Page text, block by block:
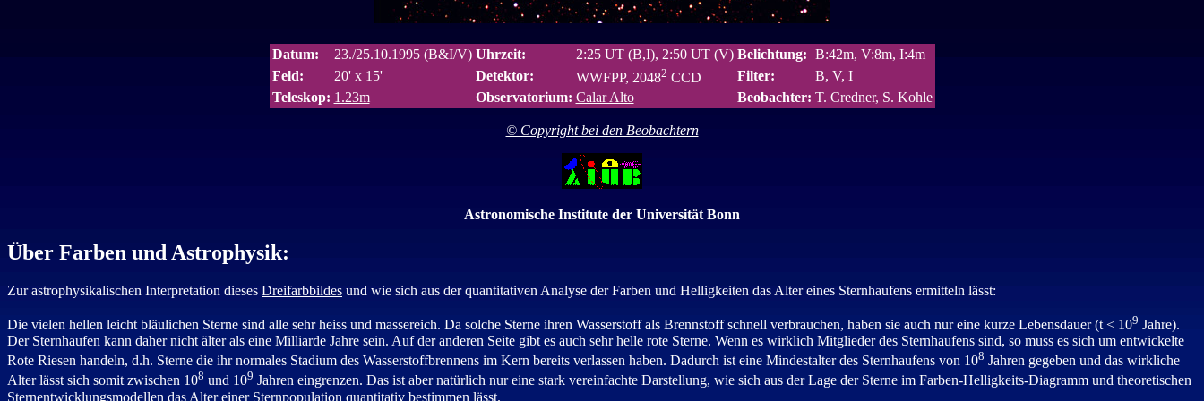
Datum: 23./25.10.1995 (B&I/V) Uhrzeit: 2:25 UT (B,I), 2:50 UT (V) Belichtung: B:42m, V:8m, I:4m
Feld:
20' x 15' Detektor: WWFPP, 20482 CCD Filter:
B, V, I
Teleskop: 1.23m Observatorium: Calar Alto Beobachter: T. Credner, S. Kohle
© Copyright bei den Beobachtern
Astronomische Institute der Universität Bonn
Über Farben und Astrophysik:
Zur astrophysikalischen Interpretation dieses Dreifarbbildes und wie sich aus der quantitativen Analyse der Farben und Helligkeiten das Alter eines Sternhaufens ermitteln lässt:
Die vielen hellen leicht bläulichen Sterne sind alle sehr heiss und massereich. Da solche Sterne ihren Wasserstoff als Brennstoff schnell verbrauchen, haben sie auch nur eine kurze Lebensdauer (t < 109 Jahre).
Der Sternhaufen kann daher nicht älter als eine Milliarde Jahre sein. Auf der anderen Seite gibt es auch sehr helle rote Sterne. Wenn es wirklich Mitglieder des Sternhaufens sind, so muss es sich um entwickelte
Rote Riesen handeln, d.h. Sterne die ihr normales Stadium des Wasserstoffbrennens im Kern bereits verlassen haben. Dadurch ist eine Mindestalter des Sternhaufens von 108 Jahren gegeben und das wirkliche
Alter lässt sich somit zwischen 108 und 109 Jahren eingrenzen. Das ist aber natürlich nur eine stark vereinfachte Darstellung, wie sich aus der Lage der Sterne im Farben-Helligkeits-Diagramm und theoretischen
Sternentwicklungsmodellen das Alter einer Sternpopulation quantitativ bestimmen lässt.